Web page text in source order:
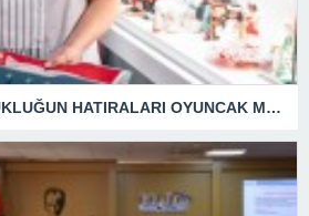
KUŞADASI’NDA ÇOCUKLUĞUN HATIRALARI OYUNCAK MÜZESİNDE HAYAT BULACAK